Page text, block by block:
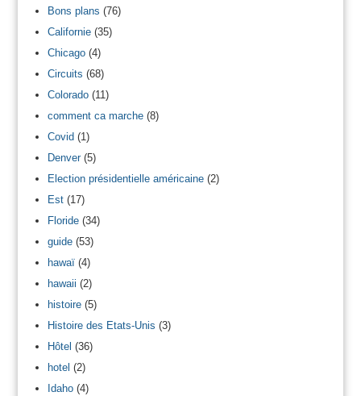
Bons plans (76)
Californie(35)
Chicago(4)
Circuits (68)
Colorado(11)
comment ca marche(8)
Covid(1)
Denver(5)
Election présidentielle américaine(2)
Est(17)
Floride(34)
guide(53)
hawaï(4)
hawaii (2)
histoire(5)
Histoire des Etats-Unis (3)
Hôtel (36)
hotel (2)
Idaho(4)